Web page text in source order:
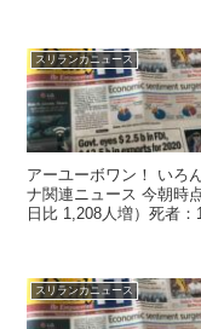
スリランカニュース
アーユーボワン！ いろんな戦いがあるものです。 スリランカのコロ
ナ関連ニュース 今朝時点、スリランカ国内の感染者：641,786人（前
スリランカニュース